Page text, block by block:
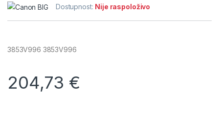
Dostupnost: Nije raspoloživo
3853V996 3853V996
204,73 €